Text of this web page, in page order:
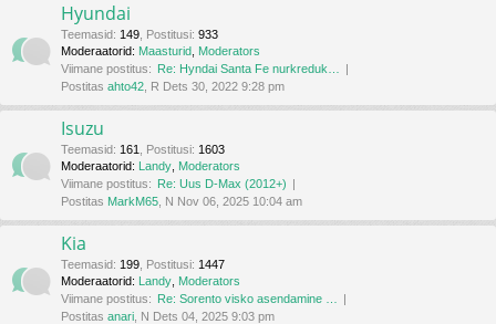
Hyundai
Teemasid: 149 Postitusi: 933
Moderaatorid: Maasturid Moderators
Viimane postitus: Re: Hyndai Santa Fe nurkreduk…
Postitas ahto42 , R Dets 30, 2022 9:28 pm
Isuzu
Teemasid: 161 Postitusi: 1603
Moderaatorid: Landy Moderators
Viimane postitus: Re: Uus D-Max (2012+)
Postitas MarkM65 , N Nov 06, 2025 10:04 am
Kia
Teemasid: 199 Postitusi: 1447
Moderaatorid: Landy Moderators
Viimane postitus: Re: Sorento visko asendamine …
Postitas anari , N Dets 04, 2025 9:03 pm